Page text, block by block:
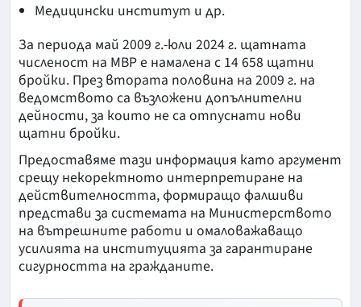
Медицински институт и др.
За периода май 2009 г.-юли 2024 г. щатната
численост на МВР е намалена с 14 658 щатни
бройки. През втората половина на 2009 г. на
ведомството са възложени допълнителни
дейности, за които не са отпуснати нови
щатни бройки.
Предоставяме тази информация като аргумент
срещу некоректното интерпретиране на
действителността, формиращо фалшиви
представи за системата на Министерството
на вътрешните работи и омаловажаващо
усилията на институцията за гарантиране
сигурността на гражданите.